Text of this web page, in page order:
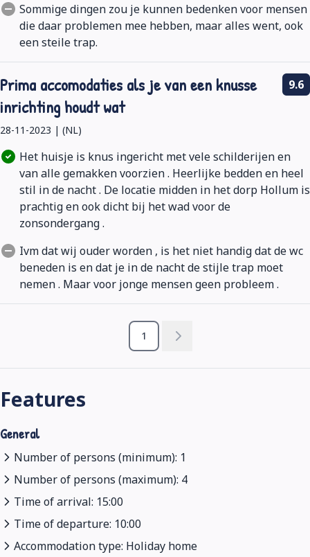
Sommige dingen zou je kunnen bedenken voor mensen
die daar problemen mee hebben, maar alles went, ook
een steile trap.
Prima accomodaties als je van een knusse
inrichting houdt wat
28-11-2023 | (NL)
9.6
Het huisje is knus ingericht met vele schilderijen en
van alle gemakken voorzien . Heerlijke bedden en heel
stil in de nacht . De locatie midden in het dorp Hollum is
prachtig en ook dicht bij het wad voor de
zonsondergang .
Ivm dat wij ouder worden , is het niet handig dat de wc
beneden is en dat je in de nacht de stijle trap moet
nemen . Maar voor jonge mensen geen probleem .
1
Features
General
Number of persons (minimum): 1
Number of persons (maximum): 4
Time of arrival: 15:00
Time of departure: 10:00
Accommodation type: Holiday home